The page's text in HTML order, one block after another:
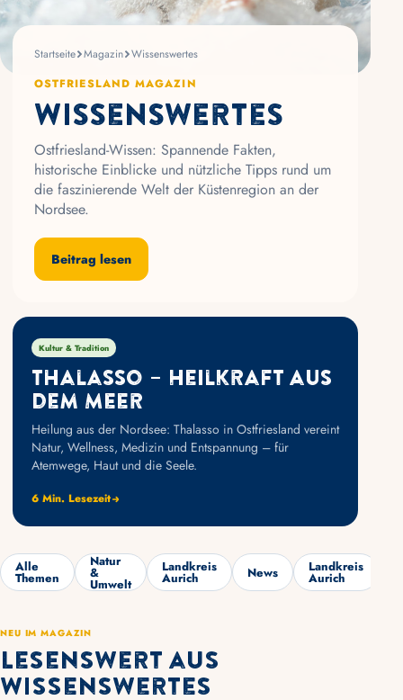
Startseite Magazin Wissenswertes
OSTFRIESLAND MAGAZIN
Wissenswertes
Ostfriesland-Wissen: Spannende Fakten,
historische Einblicke und nützliche Tipps rund um
die faszinierende Welt der Küstenregion an der
Nordsee.
Beitrag lesen
Kultur & Tradition
Thalasso – Heilkraft aus
dem Meer
Heilung aus der Nordsee: Thalasso in Ostfriesland vereint
Natur, Wellness, Medizin und Entspannung – für
Atemwege, Haut und die Seele.
6 Min. Lesezeit
Alle
Themen
Natur
&
Umwelt
Landkreis
Aurich News Landkreis
Aurich
NEU IM MAGAZIN
Lesenswert aus
Wissenswertes